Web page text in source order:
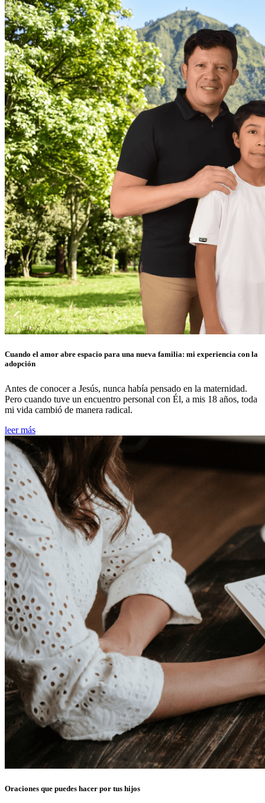
Cuando el amor abre espacio para una nueva familia: mi experiencia con la
adopción
Antes de conocer a Jesús, nunca había pensado en la maternidad.
Pero cuando tuve un encuentro personal con Él, a mis 18 años, toda
mi vida cambió de manera radical.
leer más
Oraciones que puedes hacer por tus hijos